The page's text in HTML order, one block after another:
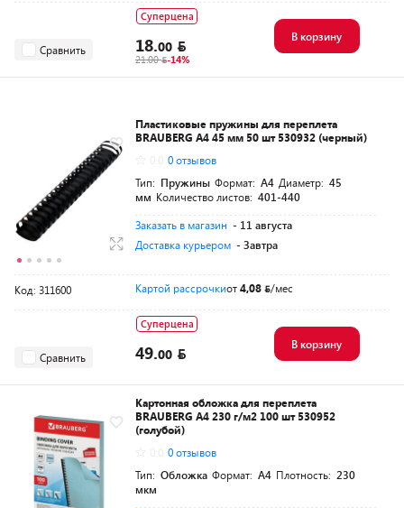
Сравнить
Суперцена
18.00
21.00 -14%
В корзину
Пластиковые пружины для переплета
BRAUBERG A4 45 мм 50 шт 530932 (черный)
0 отзывов
Тип: Пружины Формат: A4 Диаметр: 45
мм Количество листов: 401-440
Заказать в магазин - 11 августа
Доставка курьером - Завтра
Код: 311600 Картой рассрочкиот4,08 /мес
Сравнить
Суперцена
49.00
В корзину
Картонная обложка для переплета
BRAUBERG A4 230 г/м2 100 шт 530952
(голубой)
0 отзывов
Тип: Обложка Формат: A4 Плотность: 230
мкм